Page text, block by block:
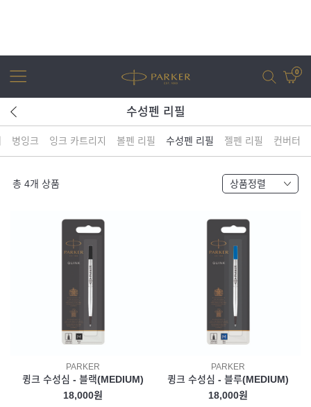
0
어번 아이엠 조터 XL 조터
수성펜 리필
병잉크 잉크 카트리지 볼펜 리필 수성펜 리필 젤펜 리필 컨버터
총 4개 상품 상품정렬
PARKER
큉크 수성심 - 블랙(MEDIUM)
18,000원
PARKER
큉크 수성심 - 블루(MEDIUM)
18,000원